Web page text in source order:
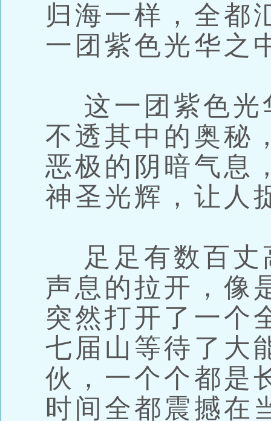
归海一样，全都
一团紫色光华之
这一团紫色光
不透其中的奥秘
恶极的阴暗气息
神圣光辉，让人
足足有数百丈
声息的拉开，像
突然打开了一个
七届山等待了大
伙，一个个都是
时间全都震撼在